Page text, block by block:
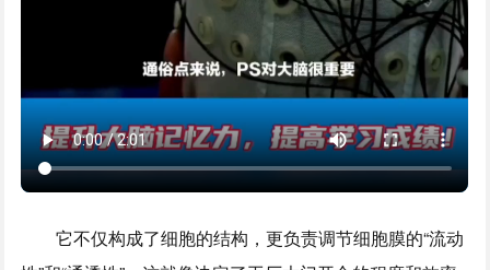
它不仅构成了细胞的结构，更负责调节细胞膜的“流动